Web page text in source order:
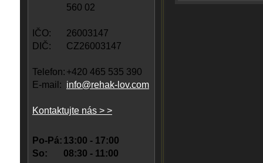
560 02
IČO:
26003147
DIČ:
CZ26003147
Telefon: +420 465 535 390
E-mail: info@rehak-lov.com
Kontaktujte nás > >
Po-Pá: 13:00 - 17:00
So:
08:30 - 11:00